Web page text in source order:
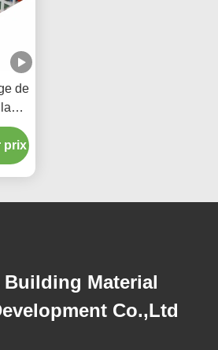
de
prix
Building Material
Co.,Ltd